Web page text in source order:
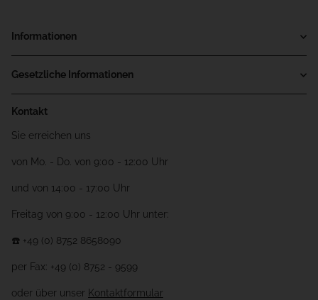
Informationen
Gesetzliche Informationen
Kontakt
Sie erreichen uns
von Mo. - Do. von 9:00 - 12:00 Uhr
und von 14:00 - 17:00 Uhr
Freitag von 9:00 - 12:00 Uhr unter:
☎️ +49 (0) 8752 8658090
per Fax: +49 (0) 8752 - 9599
oder über unser Kontaktformular